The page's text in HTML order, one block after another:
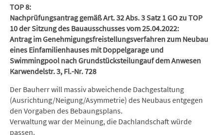
TOP 8:
Nachprüfungsantrag gemäß Art. 32 Abs. 3 Satz 1 GO zu TOP
10 der Sitzung des Bauausschusses vom 25.04.2022:
Antrag im Genehmigungsfreistellungsverfahren zum Neubau
eines Einfamilienhauses mit Doppelgarage und
Swimmingpool nach Grundstücksteilungauf dem Anwesen
Karwendelstr. 3, Fl.-Nr. 728
Der Bauherr will massiv abweichende Dachgestaltung
(Ausrichtung/Neigung/Asymmetrie) des Neubaus entgegen
den Vorgaben des Bebaungsplans.
Verwaltung war der Meinung, die Dachlandschaft würde
passen.